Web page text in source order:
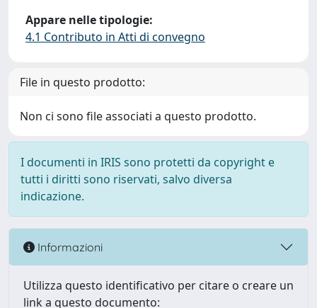
Appare nelle tipologie:
4.1 Contributo in Atti di convegno
File in questo prodotto:
Non ci sono file associati a questo prodotto.
I documenti in IRIS sono protetti da copyright e
tutti i diritti sono riservati, salvo diversa
indicazione.
Informazioni
Utilizza questo identificativo per citare o creare un
link a questo documento: